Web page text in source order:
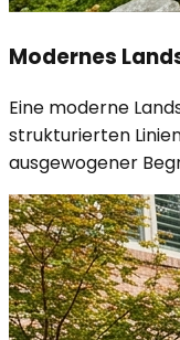
Modernes
Eine moderne
strukturierten
ausgewogener